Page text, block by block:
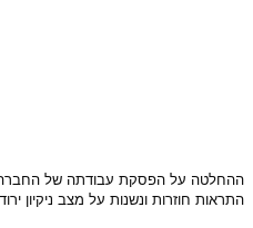
ההחלטה על הפסקת עבודתה של
התראות חוזרות ונשנות על מצב ניקיון